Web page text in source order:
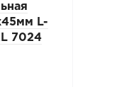
L-
7024